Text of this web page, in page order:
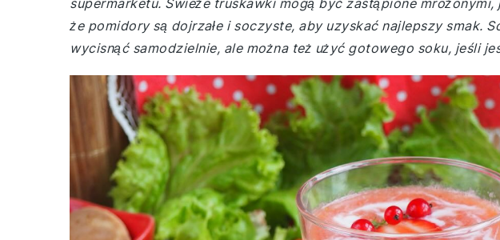
supermarketu. Świeże truskawki mogą być zastąpione mrożonymi,
że pomidory są dojrzałe i soczyste, aby uzyskać najlepszy smak.
wycisnąć samodzielnie, ale można też użyć gotowego soku, jeśli